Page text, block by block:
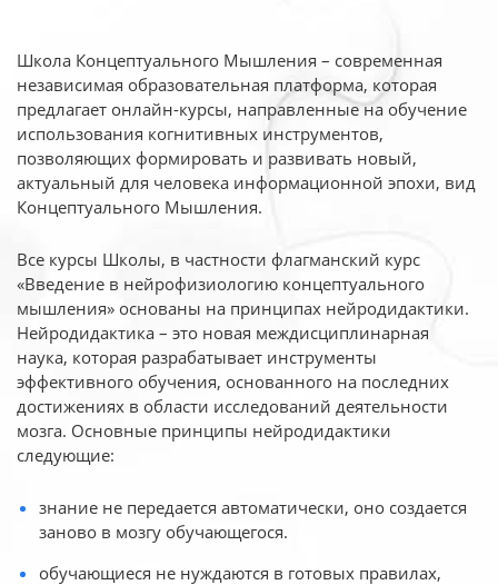
Школа Концептуального Мышления – современная
независимая образовательная платформа, которая
предлагает онлайн-курсы, направленные на обучение
использования когнитивных инструментов,
позволяющих формировать и развивать новый,
актуальный для человека информационной эпохи, вид
Концептуального Мышления.
Все курсы Школы, в частности флагманский курс
«Введение в нейрофизиологию концептуального
мышления» основаны на принципах нейродидактики.
Нейродидактика – это новая междисциплинарная
наука, которая разрабатывает инструменты
эффективного обучения, основанного на последних
достижениях в области исследований деятельности
мозга. Основные принципы нейродидактики
следующие:
знание не передается автоматически, оно создается
заново в мозгу обучающегося.
обучающиеся не нуждаются в готовых правилах,